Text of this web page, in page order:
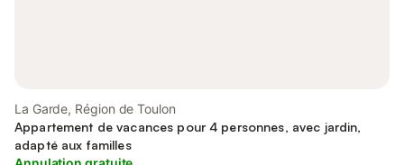
La Garde, Région de Toulon
Appartement de vacances pour 4 personnes, avec jardin,
adapté aux familles